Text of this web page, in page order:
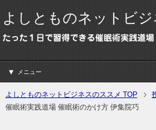
よしとものネットビ
たった１日で習得できる催眠術実践道
メニュー
よしとものネットビジネスのススメ TOP
催眠術実践道場 催眠術のかけ方 伊集院巧